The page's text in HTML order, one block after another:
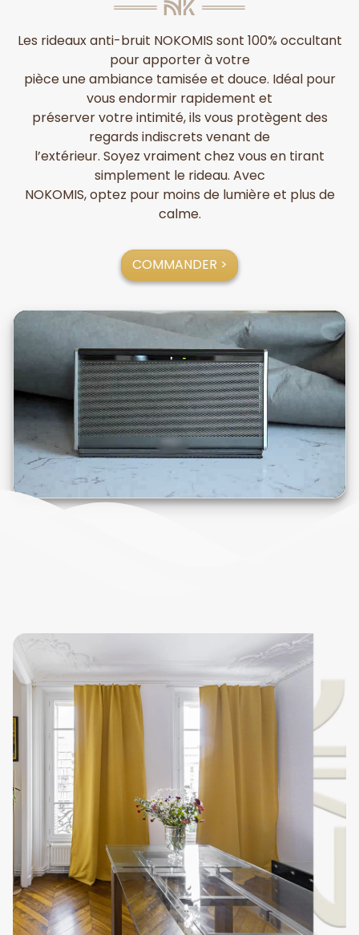
Les rideaux anti-bruit NOKOMIS sont 100% occultant
pour apporter à votre
pièce une ambiance tamisée et douce. Idéal pour
vous endormir rapidement et
préserver votre intimité, ils vous protègent des
regards indiscrets venant de
l’extérieur. Soyez vraiment chez vous en tirant
simplement le rideau. Avec
NOKOMIS, optez pour moins de lumière et plus de
calme.
COMMANDER >